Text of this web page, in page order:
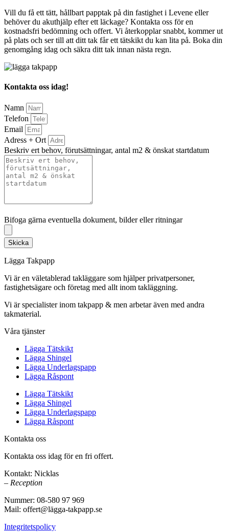
Vill du få ett tätt, hållbart papptak på din fastighet i Levene eller
behöver du akuthjälp efter ett läckage? Kontakta oss för en
kostnadsfri bedömning och offert. Vi återkopplar snabbt, kommer ut
på plats och ser till att ditt tak får ett tätskikt du kan lita på. Boka din
genomgång idag och säkra ditt tak innan nästa regn.
Kontakta oss idag!
Namn
Telefon
Email
Adress + Ort
Beskriv ert behov, förutsättningar, antal m2 & önskat startdatum
Bifoga gärna eventuella dokument, bilder eller ritningar
Skicka
Lägga Takpapp
Vi är en väletablerad takläggare som hjälper privatpersoner,
fastighetsägare och företag med allt inom takläggning.
Vi är specialister inom takpapp & men arbetar även med andra
takmaterial.
Våra tjänster
Lägga Tätskikt
Lägga Shingel
Lägga Underlagspapp
Lägga Råspont
Lägga Tätskikt
Lägga Shingel
Lägga Underlagspapp
Lägga Råspont
Kontakta oss
Kontakta oss idag för en fri offert.
Kontakt: Nicklas
– Reception
Nummer: 08-580 97 969
Mail: offert@lägga-takpapp.se
Integritetspolicy